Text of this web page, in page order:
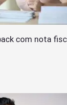
com nota